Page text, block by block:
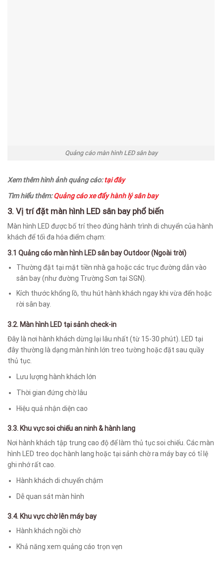
Quảng cáo màn hình LED sân bay
Xem thêm hình ảnh quảng cáo: tại đây
Tìm hiểu thêm:Quảng cáo xe đẩy hành lý sân bay
3. Vị trí đặt màn hình LED sân bay phổ biến
Màn hình LED được bố trí theo đúng hành trình di chuyển của hành
khách để tối đa hóa điểm chạm:
3.1 Quảng cáo màn hình LED sân bay Outdoor (Ngoài trời)
Thường đặt tại mặt tiền nhà ga hoặc các trục đường dẫn vào
sân bay (như đường Trường Sơn tại SGN).
Kích thước khổng lồ, thu hút hành khách ngay khi vừa đến hoặc
rời sân bay.
3.2. Màn hình LED tại sảnh check-in
Đây là nơi hành khách dừng lại lâu nhất (từ 15-30 phút). LED tại
đây thường là dạng màn hình lớn treo tường hoặc đặt sau quầy
thủ tục.
Lưu lượng hành khách lớn
Thời gian đứng chờ lâu
Hiệu quả nhận diện cao
3.3. Khu vực soi chiếu an ninh & hành lang
Nơi hành khách tập trung cao độ để làm thủ tục soi chiếu. Các màn
hình LED treo dọc hành lang hoặc tại sảnh chờ ra máy bay có tỉ lệ
ghi nhớ rất cao.
Hành khách di chuyển chậm
Dễ quan sát màn hình
3.4. Khu vực chờ lên máy bay
Hành khách ngồi chờ
Khả năng xem quảng cáo trọn vẹn